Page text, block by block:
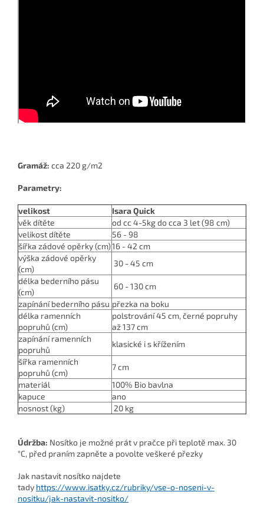
Gramáž: cca 220 g/m2
Parametry:
velikost
Isara Quick
věk dítěte
od cc 4-5kg do cca 3 let (98 cm)
velikost dítěte
56 - 98
šířka zádové opěrky (cm)16 - 42 cm
výška zádové opěrky
(cm)
30 - 45 cm
délka bederního pásu
(cm)
60 - 130 cm
zapínání bederního pásu přezka na boku
délka ramenních
popruhů (cm)
polstrování 45 cm, černé popruhy
až 137 cm
zapínání ramenních
popruhů
klasické i s křížením
šířka ramenních
popruhů (cm)
7 cm
materiál
100% Bio bavlna
kapuce
ano
nosnost (kg)
20 kg
Údržba: Nosítko je možné prát v pračce při teplotě max. 30
°C, před praním zapněte a povolte veškeré přezky
Jak nastavit nosítko najdete
tady https://www.isatky.cz/rubriky/vse-o-noseni-v-
nositku/jak-nastavit-nositko/